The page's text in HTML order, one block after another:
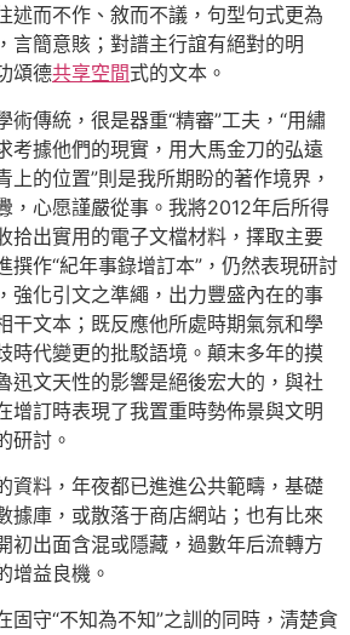
述而不作、敘而不議，句型句式更為
言簡意賅；對譜主行誼有絕對的明
頌德共享空間式的文本。
術傳統，很是器重“精審”工夫，“用繡
考據他們的現實，用大馬金刀的弘遠
上的位置”則是我所期盼的著作境界，
，心愿謹嚴從事。我將2012年后所得
拾出實用的電子文檔材料，擇取主要
撰作“紀年事錄增訂本”，仍然表現研討
強化引文之準繩，出力豐盛內在的事
干文本；既反應他所處時期氣氛和學
時代變更的批駁語境。顛末多年的摸
迅文天性的影響是絕後宏大的，與社
增訂時表現了我置重時勢佈景與文明
研討。
資料，年夜都已進進公共範疇，基礎
據庫，或散落于商店網站；也有比來
初出面含混或隱藏，過數年后流轉方
增益良機。
固守“不知為不知”之訓的同時，清楚貪